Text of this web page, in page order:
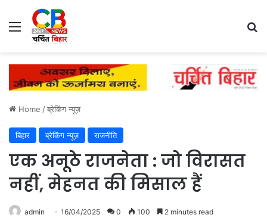
Menu
Home /ब्रेकिंग न्यूज़
बिहार ब्रेकिंग न्यूज़ राजनीति
एक अनूठे राजनेता : जो विरासत
नहीं, मेहनत की मिसाल हैं
admin 16/04/2025 0 100 2 minutes read